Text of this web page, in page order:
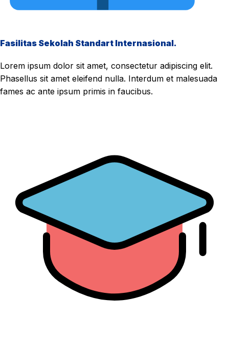
Fasilitas Sekolah Standart Internasional.
Lorem ipsum dolor sit amet, consectetur adipiscing elit.
Phasellus sit amet eleifend nulla. Interdum et malesuada
fames ac ante ipsum primis in faucibus.